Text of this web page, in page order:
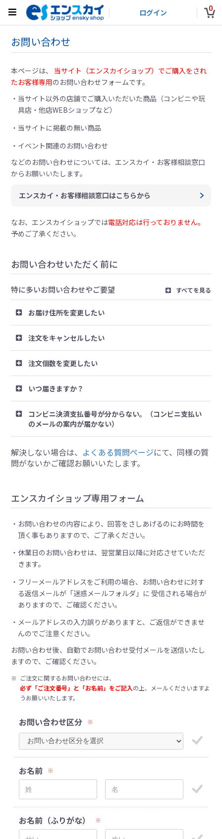
ログイン 0
お問い合わせ
本ページは、 当サイト（エンスカイショップ）でご購入をされ
たお客様専用のお問い合わせフォームです。
当サイト以外の店舗でご購入いただいた商品（コンビニや玩
具店・他店WEBショップなど）
当サイトに掲載の無い商品
イベント関連のお問い合わせ
などのお問い合わせについては、エンスカイ・お客様相談窓口
からお願いいたします。
エンスカイ・お客様相談窓口はこちらから
なお、エンスカイショップでは電話対応は行っておりません。
予めご了承ください。
お問い合わせいただく前に
特に多いお問い合わせやご要望 すべてを見る
お届け住所を変更したい
注文をキャンセルしたい
注文個数を変更したい
いつ届きますか？
コンビニ決済支払番号が分からない。（コンビニ支払い
のメールの案内が届かない）
解決しない場合は、 よくある質問ページにて、同様の質
問がないかご確認お願いいたします。
エンスカイショップ専用フォーム
お問い合わせの内容により、回答をさしあげるのにお時間を
頂く事もありますので、ご了承ください。
休業日のお問い合わせは、翌営業日以降に対応させていただ
きます。
フリーメールアドレスをご利用の場合、お問い合わせに対す
る返信メールが「迷惑メールフォルダ」に 受信される場合が
ありますので、ご確認ください。
メールアドレスの入力誤りがありますと、ご返信ができませ
んのでご注意ください。
お問い合わせ後、自動でお問い合わせ受付メールを送信いたし
ますので、ご確認ください。
※ ご注文に関するお問い合わせには、
必ず「ご注文番号」と「お名前」をご記入の上、メールくださいますよ
うお願いいたします。
お問い合わせ区分 ※
お名前 ※
お名前（ふりがな） ※